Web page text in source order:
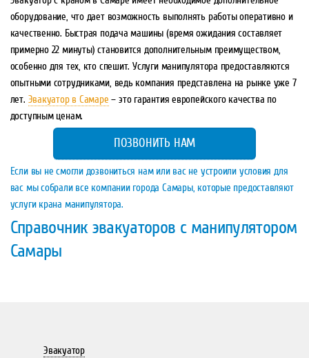
оборудование, что дает возможность выполнять работы оперативно и
качественно. Быстрая подача машины (время ожидания составляет
примерно 22 минуты) становится дополнительным преимуществом,
особенно для тех, кто спешит. Услуги манипулятора предоставляются
опытными сотрудниками, ведь компания представлена на рынке уже 7
лет. Эвакуатор в Самаре – это гарантия европейского качества по
доступным ценам.
ПОЗВОНИТЬ НАМ
Если вы не смогли дозвониться нам или вас не устроили условия для
вас мы собрали все компании города Самары, которые предоставляют
услуги крана манипулятора.
Справочник эвакуаторов с манипулятором
Самары
Эвакуатор